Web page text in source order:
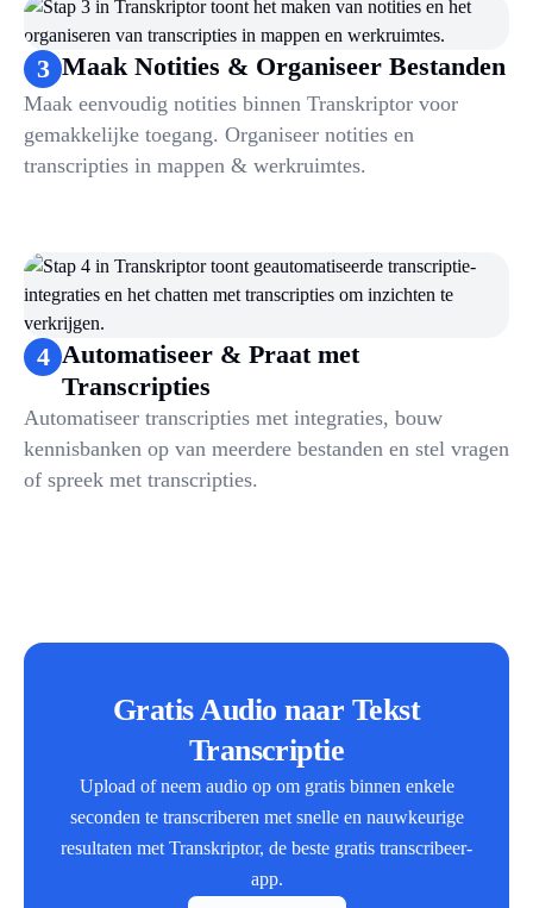
3 Maak Notities & Organiseer Bestanden
Maak eenvoudig notities binnen Transkriptor voor
gemakkelijke toegang. Organiseer notities en
transcripties in mappen & werkruimtes.
4 Automatiseer & Praat met
Transcripties
Automatiseer transcripties met integraties, bouw
kennisbanken op van meerdere bestanden en stel vragen
of spreek met transcripties.
Gratis Audio naar Tekst
Transcriptie
Upload of neem audio op om gratis binnen enkele
seconden te transcriberen met snelle en nauwkeurige
resultaten met Transkriptor, de beste gratis transcribeer-
app.